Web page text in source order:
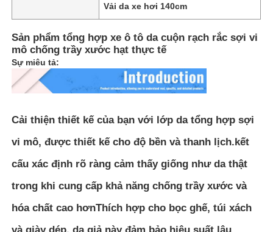
Da bằng sợi vi mô
Vật liệu giày bảo hộ
Vật liệu da suede
Vải da xe hơi 140cm
Sản phẩm tổng hợp xe ô tô da cuộn rạch rắc sợi vi
mô chống trầy xước hạt thực tế
Sự miêu tả:
Cải thiện thiết kế của bạn với lớp da tổng hợp sợi
vi mô, được thiết kế cho độ bền và thanh lịch.kết
cấu xác định rõ ràng cảm thấy giống như da thật
trong khi cung cấp khả năng chống trầy xước và
hóa chất cao hơnThích hợp cho bọc ghế, túi xách
và giày dép, da giả này đảm bảo hiệu suất lâu